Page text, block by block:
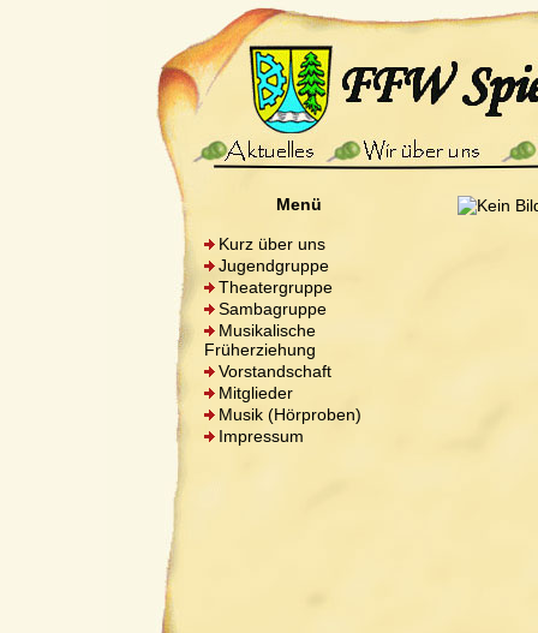
Menü
Kurz über uns
Jugendgruppe
Theatergruppe
Sambagruppe
Musikalische
Früherziehung
Vorstandschaft
Mitglieder
Musik (Hörproben)
Impressum